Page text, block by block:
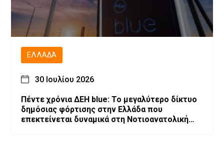
ΕΛΛΆΔΑ
30 Ιουλίου 2026
Πέντε χρόνια ΔΕΗ blue: Το μεγαλύτερο δίκτυο
δημόσιας φόρτισης στην Ελλάδα που
επεκτείνεται δυναμικά στη Νοτιοανατολική